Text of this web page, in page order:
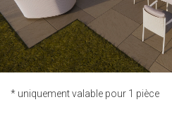
* uniquement valable pour 1 pièce